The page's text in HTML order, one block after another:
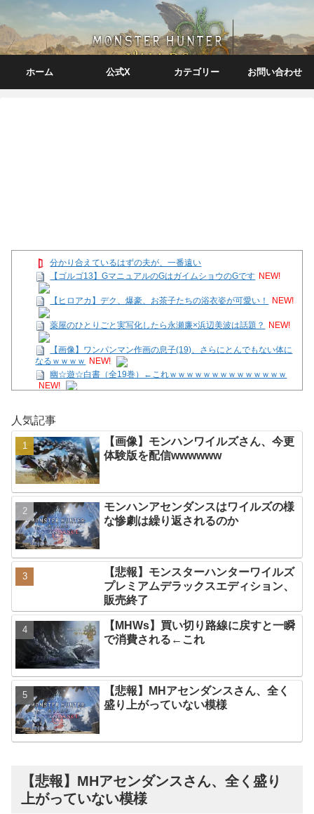
ホーム 公式X カテゴリー お問い合わせ
分かり合えているはずの夫が、一番遠い
【ゴルゴ13】GマニュアルのGはガイムショウのGです NEW!
【ヒロアカ】デク、爆豪、お茶子たちの浴衣姿が可愛い！ NEW!
薬屋のひとりごと実写化したら永瀬廉×浜辺美波は話題？ NEW!
【画像】ワンパンマン作画の息子(19)、さらにとんでもない体に
なるｗｗｗｗ
NEW!
幽☆遊☆白書（全19巻）←これｗｗｗｗｗｗｗｗｗｗｗｗｗｗ
NEW!
【画像】モンハンワイルズさん、今更体験版を配信
wwwwww NEW!
【ペルキチ悲報】ペルソナ、完全にXBOXのモノになる NEW!
【ニンテンドークラシックス】マリオサンシャイン配信開始！で
も青コインは今でも許されないｗｗｗ
【朗報】「GTA6」、予約注文がTake-Twoの内部予測を大幅に上
回る NEW!
Powered by livedoor 相互RSS
人気記事
【画像】モンハンワイルズさん、今更
体験版を配信wwwwww
モンハンアセンダンスはワイルズの様
な惨劇は繰り返されるのか
【悲報】モンスターハンターワイルズ
プレミアムデラックスエディション、
販売終了
【MHWs】買い切り路線に戻すと一瞬
で消費される←これ
【悲報】MHアセンダンスさん、全く
盛り上がっていない模様
【悲報】MHアセンダンスさん、全く盛り
上がっていない模様